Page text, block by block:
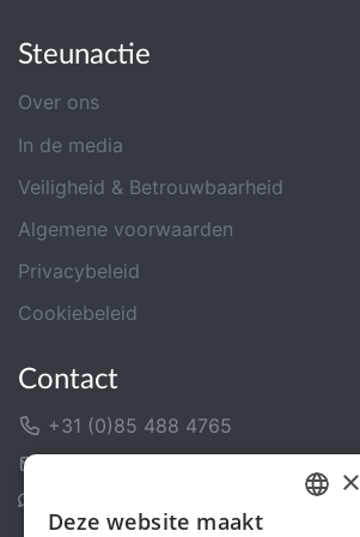
Steunactie
Over ons
In de media
Veiligheid & Betrouwbaarheid
Algemene voorwaarden
Privacybeleid
Cookiebeleid
Contact
+31 (0)85 488 4765
×
Deze website maakt